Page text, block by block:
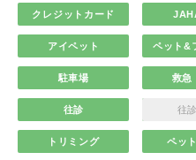
クレジットカード
アイペット ペット&
駐車場 救急
往診 往
トリミング ペッ